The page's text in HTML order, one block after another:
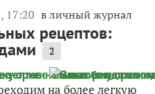
17:20 в личный журнал
рецептов:
2
на более легкую